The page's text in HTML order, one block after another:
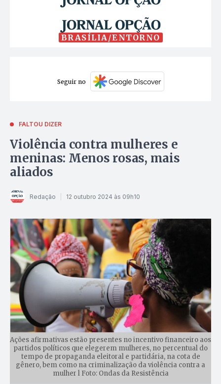
BRASÍLIA/ENTORNO
Seguir no
FALTOU DIZER
Violência contra mulheres e
meninas: Menos rosas, mais
aliados
Redação 12 outubro 2024 às 09h10
Ações afirmativas estão presentes no incentivo financeiro aos
partidos políticos que elegerem mulheres, no percentual do
tempo de propaganda eleitoral e partidária, na cota de
gênero, bem como na criminalização da violência contra a
mulher l Foto: Ondas da Resistência